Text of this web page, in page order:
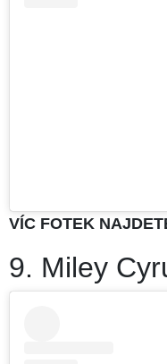
VÍC FOTEK
9. Miley